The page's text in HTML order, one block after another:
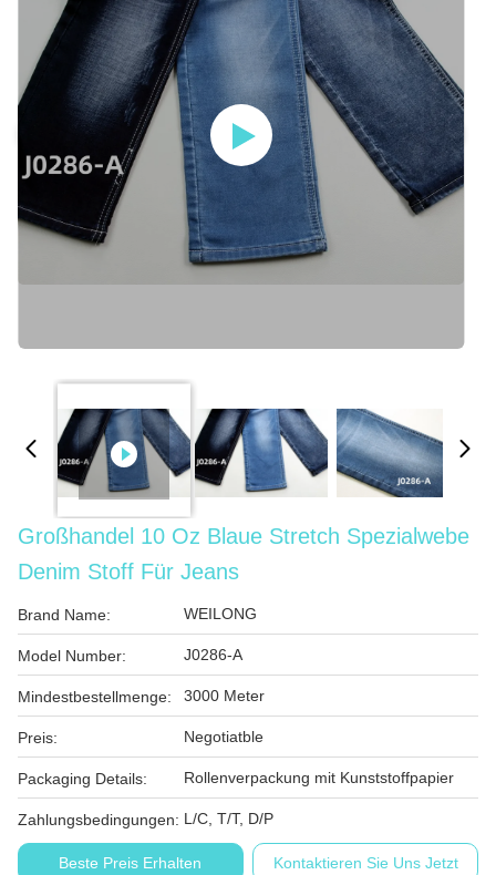
Großhandel 10 Oz Blaue Stretch Spezialwebe
Denim Stoff Für Jeans
Brand Name: WEILONG
Model Number: J0286-A
Mindestbestellmenge: 3000 Meter
Preis: Negotiatble
Packaging Details: Rollenverpackung mit Kunststoffpapier
Zahlungsbedingungen: L/C, T/T, D/P
Beste Preis Erhalten Kontaktieren Sie Uns Jetzt